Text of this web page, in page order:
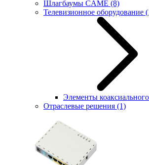
Шлагбаумы CAME (8)
Телевизионное оборудование
Элементы коаксиального
Отраслевые решения (1)